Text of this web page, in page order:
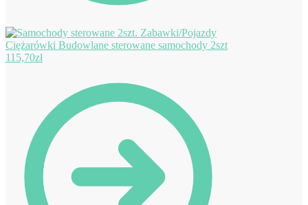
Ciężarówki Budowlane sterowane samochody 2szt
115,70zł